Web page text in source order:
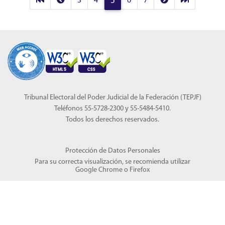
Tribunal Electoral del Poder Judicial de la Federación (TEPJF)
Teléfonos 55-5728-2300 y 55-5484-5410.
Todos los derechos reservados.
Protección de Datos Personales
Para su correcta visualización, se recomienda utilizar
Google Chrome o Firefox